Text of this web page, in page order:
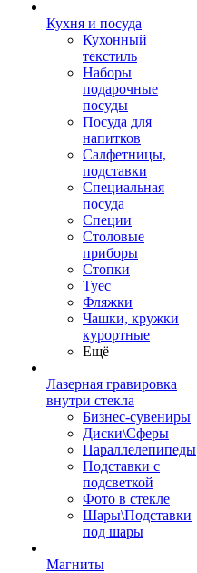
Кухня и посуда
Кухонный
текстиль
Наборы
подарочные
посуды
Посуда для
напитков
Салфетницы,
подставки
Специальная
посуда
Специи
Столовые
приборы
Стопки
Туес
Фляжки
Чашки, кружки
курортные
Ещё
Лазерная гравировка
внутри стекла
Бизнес-сувениры
Диски\Сферы
Параллелепипеды
Подставки с
подсветкой
Фото в стекле
Шары\Подставки
под шары
Магниты